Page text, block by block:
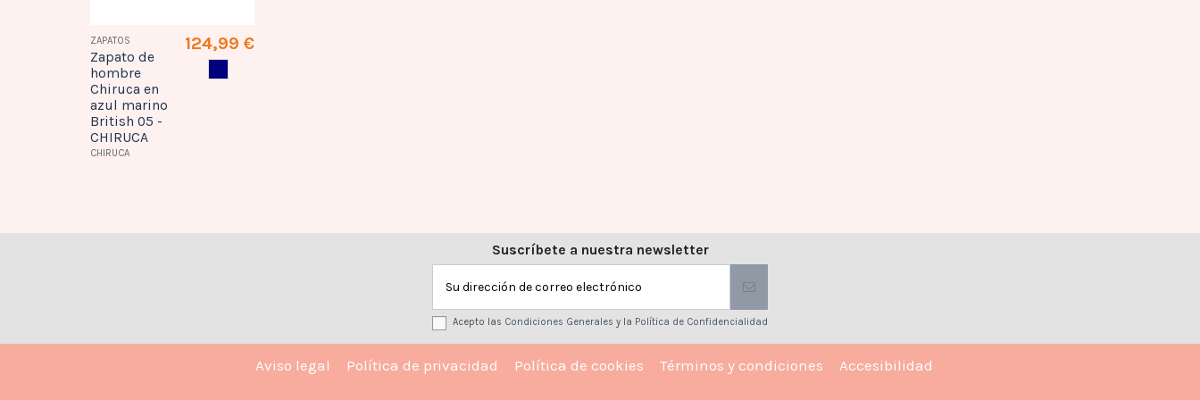
ZAPATOS
Zapato de
hombre
Chiruca en
azul marino
British 05 -
CHIRUCA
CHIRUCA
124,99 €
Suscríbete a nuestra newsletter
Acepto las Condiciones Generales y la Política de Confidencialidad
Aviso legal Política de privacidad Política de cookies Términos y condiciones Accesibilidad